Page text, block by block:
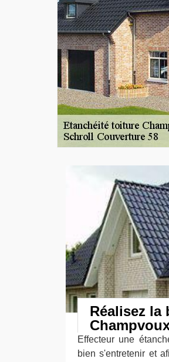
Réalisez la
Effecteur une
bien s'entretenir et